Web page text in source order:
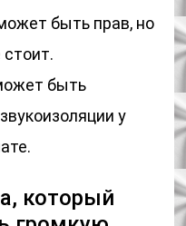
быть прав, но
быть
у
который